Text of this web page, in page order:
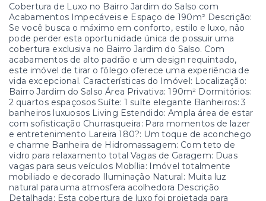
Cobertura de Luxo no Bairro Jardim do Salso com
Acabamentos Impecáveis e Espaço de 190m² Descrição:
Se você busca o máximo em conforto, estilo e luxo, não
pode perder esta oportunidade única de possuir uma
cobertura exclusiva no Bairro Jardim do Salso. Com
acabamentos de alto padrão e um design requintado,
este imóvel de tirar o fôlego oferece uma experiência de
vida excepcional. Características do Imóvel: Localização:
Bairro Jardim do Salso Área Privativa: 190m² Dormitórios:
2 quartos espaçosos Suíte: 1 suíte elegante Banheiros: 3
banheiros luxuosos Living Estendido: Ampla área de estar
com sofisticação Churrasqueira: Para momentos de lazer
e entretenimento Lareira 180?: Um toque de aconchego
e charme Banheira de Hidromassagem: Com teto de
vidro para relaxamento total Vagas de Garagem: Duas
vagas para seus veículos Mobília: Imóvel totalmente
mobiliado e decorado Iluminação Natural: Muita luz
natural para uma atmosfera acolhedora Descrição
Detalhada: Esta cobertura de luxo foi projetada para